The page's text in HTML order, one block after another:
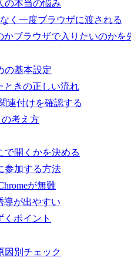
の本当の悩み
く一度ブラウザに渡される
かブラウザで入りたいのかを
の基本設定
ときの正しい流れ
連付けを確認する
考え方
で開くかを決める
参加する方法
が無難
導が出やすい
くポイント
因別チェック